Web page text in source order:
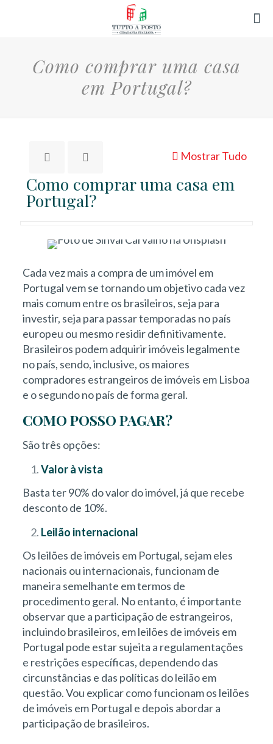
Como comprar uma casa
em Portugal?
Mostrar Tudo
Como comprar uma casa em
Portugal?
Cada vez mais a compra de um imóvel em
Portugal vem se tornando um objetivo cada vez
mais comum entre os brasileiros, seja para
investir, seja para passar temporadas no país
europeu ou mesmo residir definitivamente.
Brasileiros podem adquirir imóveis legalmente
no país, sendo, inclusive, os maiores
compradores estrangeiros de imóveis em Lisboa
e o segundo no país de forma geral.
COMO POSSO PAGAR?
São três opções:
Valor à vista
Basta ter 90% do valor do imóvel, já que recebe
desconto de 10%.
Leilão internacional
Os leilões de imóveis em Portugal, sejam eles
nacionais ou internacionais, funcionam de
maneira semelhante em termos de
procedimento geral. No entanto, é importante
observar que a participação de estrangeiros,
incluindo brasileiros, em leilões de imóveis em
Portugal pode estar sujeita a regulamentações
e restrições específicas, dependendo das
circunstâncias e das políticas do leilão em
questão. Vou explicar como funcionam os leilões
de imóveis em Portugal e depois abordar a
participação de brasileiros.